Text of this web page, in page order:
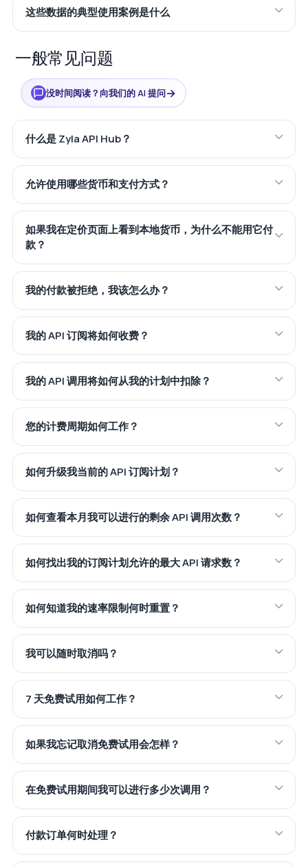
这些数据的典型使用案例是什么
一般常见问题
没时间阅读？向我们的 AI 提问→
什么是 Zyla API Hub？
允许使用哪些货币和支付方式？
如果我在定价页面上看到本地货币，为什么不能用它付
款？
我的付款被拒绝，我该怎么办？
我的 API 订阅将如何收费？
我的 API 调用将如何从我的计划中扣除？
您的计费周期如何工作？
如何升级我当前的 API 订阅计划？
如何查看本月我可以进行的剩余 API 调用次数？
如何找出我的订阅计划允许的最大 API 请求数？
如何知道我的速率限制何时重置？
我可以随时取消吗？
7 天免费试用如何工作？
如果我忘记取消免费试用会怎样？
在免费试用期间我可以进行多少次调用？
付款订单何时处理？